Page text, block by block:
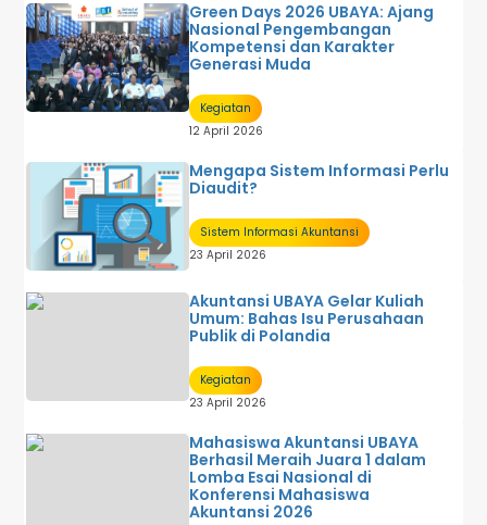
Green Days 2026 UBAYA: Ajang
Nasional Pengembangan
Kompetensi dan Karakter
Generasi Muda
Kegiatan
12 April 2026
Mengapa Sistem Informasi Perlu
Diaudit?
Sistem Informasi Akuntansi
23 April 2026
Akuntansi UBAYA Gelar Kuliah
Umum: Bahas Isu Perusahaan
Publik di Polandia
Kegiatan
23 April 2026
Mahasiswa Akuntansi UBAYA
Berhasil Meraih Juara 1 dalam
Lomba Esai Nasional di
Konferensi Mahasiswa
Akuntansi 2026